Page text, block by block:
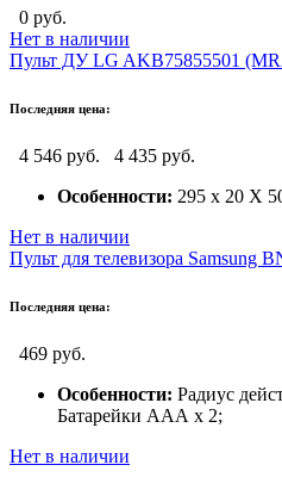
0 руб.
Нет в наличии
Пульт ДУ LG AKB75855501
Последняя цена:
4 546 руб.
4 435 руб.
Особенности: 295 x 20 Х
Нет в наличии
Пульт для телевизора Samsung
Последняя цена:
469 руб.
Особенности: Радиус
Батарейки ААА х 2;
Нет в наличии